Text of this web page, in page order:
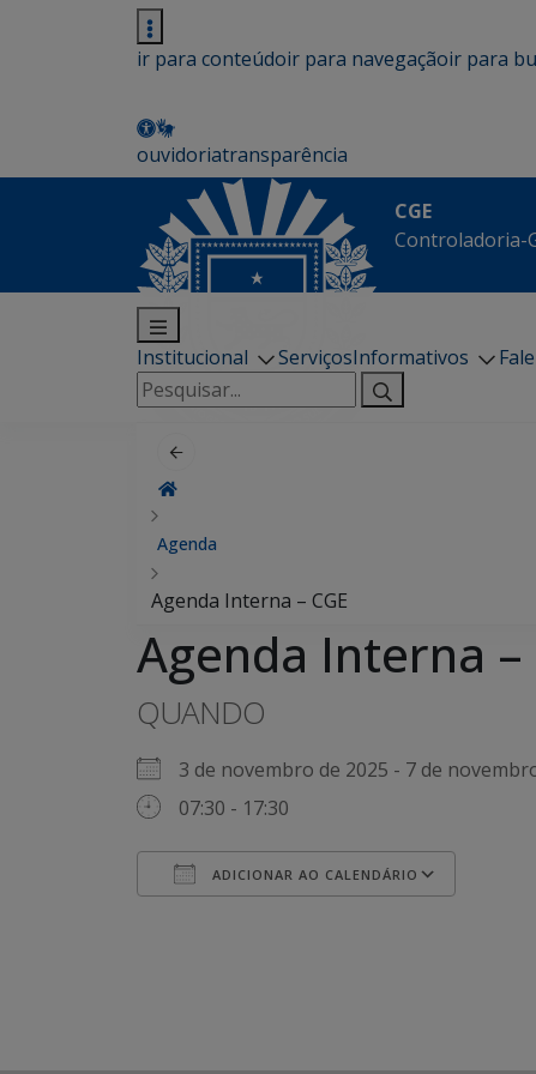
ir para conteúdoir para navegaçãoir para
ouvidoriatransparência
CGE
Controladoria-
Institucional ServiçosInformativos
Pesquisar
por:
Agenda
Agenda Interna – CGE
Agenda Interna –
QUANDO
3 de novembro de 2025 - 7 de
07:30 - 17:30
ADICIONAR AO CALENDÁRIO